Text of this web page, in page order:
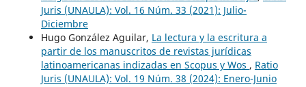
Juris (UNAULA): Vol. 16 Núm. 33 (2021): Julio-
Diciembre
Hugo González Aguilar, La lectura y la escritura a
partir de los manuscritos de revistas jurídicas
latinoamericanas indizadas en Scopus y Wos , Ratio
Juris (UNAULA): Vol. 19 Núm. 38 (2024): Enero-Junio